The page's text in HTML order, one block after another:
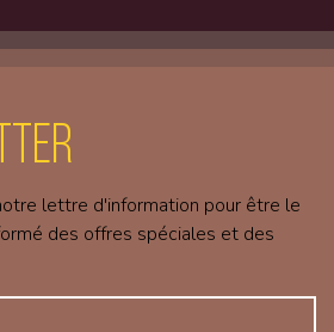
lettre d'information pour être le
des offres spéciales et des